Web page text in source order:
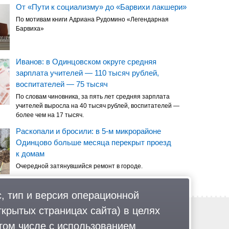
От «Пути к социализму» до «Барвихи лакшери»
По мотивам книги Адриана Рудомино «Легендарная
Барвиха»
Иванов: в Одинцовском округе средняя
зарплата учителей — 110 тысяч рублей,
воспитателей — 75 тысяч
По словам чиновника, за пять лет средняя зарплата
учителей выросла на 40 тысяч рублей, воспитателей —
более чем на 17 тысяч.
Раскопали и бросили: в 5-м микрорайоне
Одинцово больше месяца перекрыт проезд
к домам
Очередной затянувшийся ремонт в городе.
Обратная связь
Политика обработки персональных данных
тип и версия операционной
страницах сайта) в целях
числе с использованием